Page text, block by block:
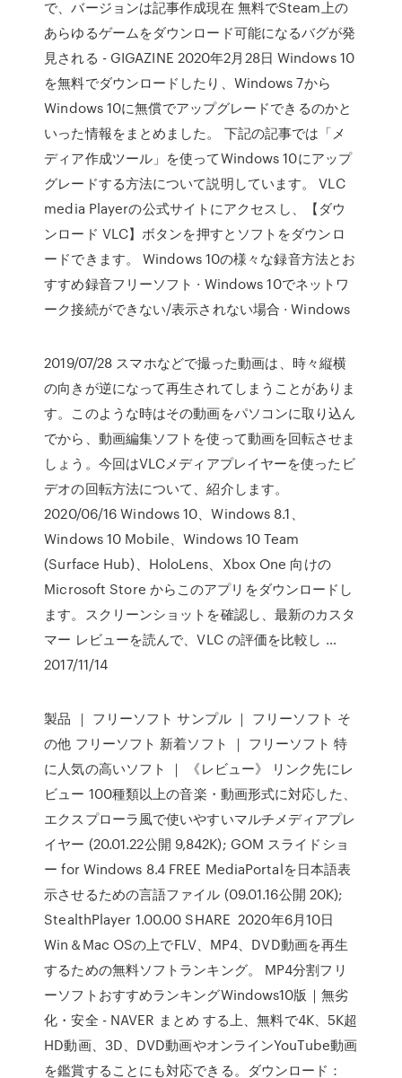
で、バージョンは記事作成現在 無料でSteam上の
あらゆるゲームをダウンロード可能になるバグが発
見される - GIGAZINE 2020年2月28日 Windows 10
を無料でダウンロードしたり、Windows 7から
Windows 10に無償でアップグレードできるのかと
いった情報をまとめました。 下記の記事では「メ
ディア作成ツール」を使ってWindows 10にアップ
グレードする方法について説明しています。 VLC
media Playerの公式サイトにアクセスし、【ダウ
ンロード VLC】ボタンを押すとソフトをダウンロ
ードできます。 Windows 10の様々な録音方法とお
すすめ録音フリーソフト · Windows 10でネットワ
ーク接続ができない/表示されない場合 · Windows
2019/07/28 スマホなどで撮った動画は、時々縦横
の向きが逆になって再生されてしまうことがありま
す。このような時はその動画をパソコンに取り込ん
でから、動画編集ソフトを使って動画を回転させま
しょう。今回はVLCメディアプレイヤーを使ったビ
デオの回転方法について、紹介します。
2020/06/16 Windows 10、Windows 8.1、
Windows 10 Mobile、Windows 10 Team
(Surface Hub)、HoloLens、Xbox One 向けの
Microsoft Store からこのアプリをダウンロードし
ます。スクリーンショットを確認し、最新のカスタ
マー レビューを読んで、VLC の評価を比較し …
2017/11/14
製品 ｜ フリーソフト サンプル ｜ フリーソフト そ
の他 フリーソフト 新着ソフト ｜ フリーソフト 特
に人気の高いソフト ｜ 《レビュー》 リンク先にレ
ビュー 100種類以上の音楽・動画形式に対応した、
エクスプローラ風で使いやすいマルチメディアプレ
イヤー (20.01.22公開 9,842K); GOM スライドショ
ー for Windows 8.4 FREE MediaPortalを日本語表
示させるための言語ファイル (09.01.16公開 20K);
StealthPlayer 1.00.00 SHARE 2020年6月10日
Win＆Mac OSの上でFLV、MP4、DVD動画を再生
するための無料ソフトランキング。 MP4分割フリ
ーソフトおすすめランキングWindows10版｜無劣
化・安全 - NAVER まとめ する上、無料で4K、5K超
HD動画、3D、DVD動画やオンラインYouTube動画
を鑑賞することにも対応できる。ダウンロード：